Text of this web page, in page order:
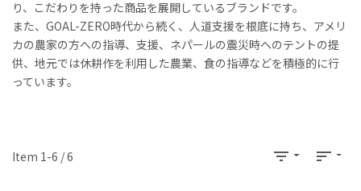
り、こだわりを持った商品を展開しているブランドです。
また、GOAL-ZERO時代から続く、人道支援を根底に持ち、アメリ
カの農家の方への指導、支援、ネパールの震災時へのテントの提
供、地元では休耕作を利用した農業、食の指導などを積極的に行
っています。
Item 1-6 / 6 filter_list sort